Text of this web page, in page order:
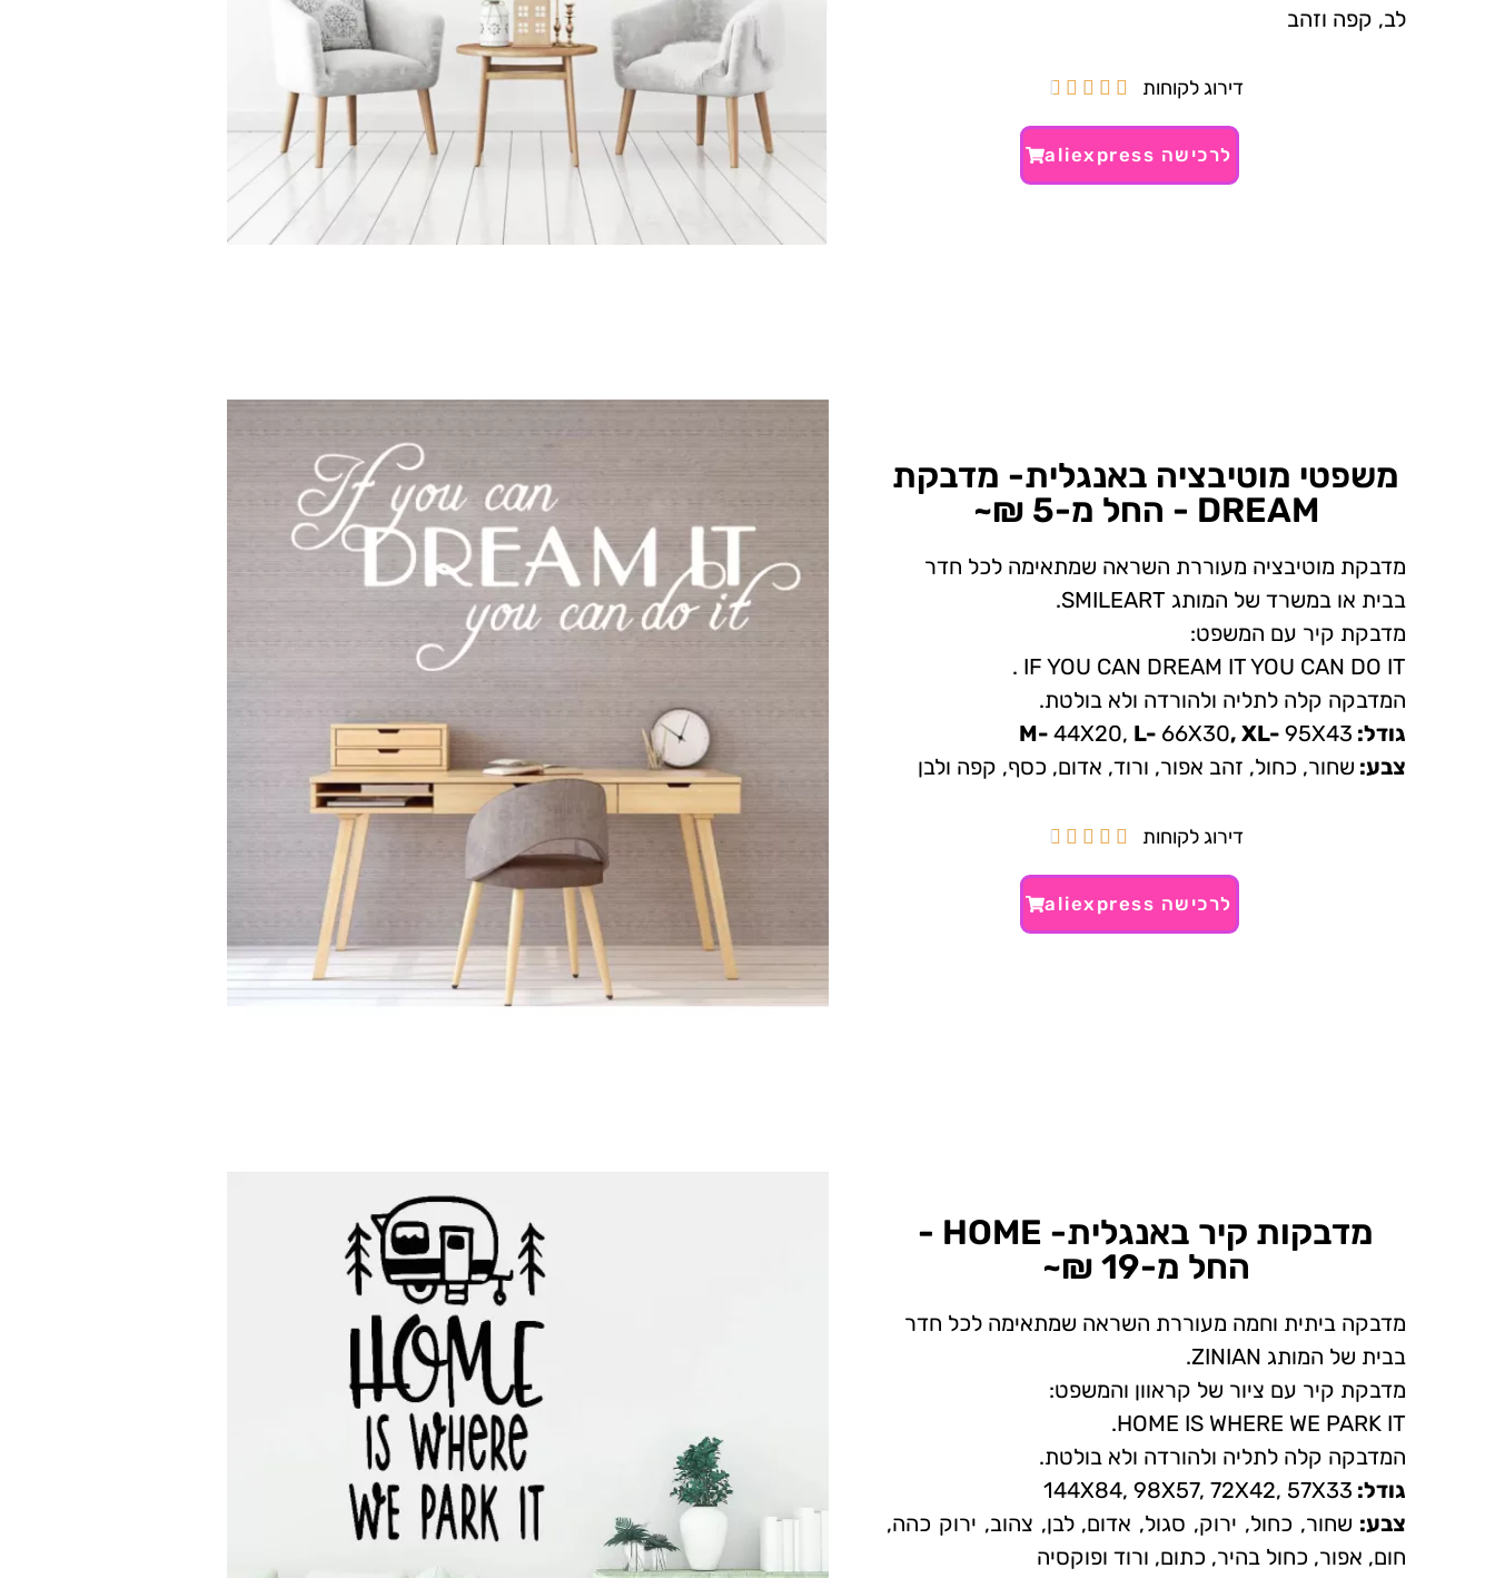
לב, קפה וזהב
דירוג לקוחות 




לרכישה aliexpress
משפטי מוטיבציה באנגלית- מדבקת
DREAM - החל מ-5 ₪~
מדבקת מוטיבציה מעוררת השראה שמתאימה לכל חדר
בבית או במשרד של המותג SMILEART.
מדבקת קיר עם המשפט:
IF YOU CAN DREAM IT YOU CAN DO IT .
המדבקה קלה לתליה ולהורדה ולא בולטת.
גודל: M-
44X20, L- 66X30, XL-95X43
צבע: שחור, כחול, זהב אפור, ורוד, אדום, כסף, קפה ולבן
דירוג לקוחות 




לרכישה aliexpress
מדבקות קיר באנגלית- HOME -
החל מ-19 ₪~
מדבקה ביתית וחמה מעוררת השראה שמתאימה לכל חדר
בבית של המותג ZINIAN.
מדבקת קיר עם ציור של קראוון והמשפט:
HOME IS WHERE WE PARK IT.
המדבקה קלה לתליה ולהורדה ולא בולטת.
גודל: 144X84, 98X57, 72X42, 57X33
צבע: שחור, כחול, ירוק, סגול, אדום, לבן, צהוב, ירוק כהה,
חום, אפור, כחול בהיר, כתום, ורוד ופוקסיה